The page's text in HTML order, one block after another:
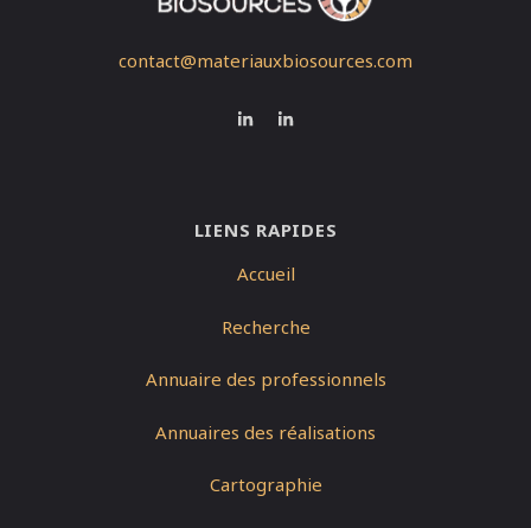
contact@materiauxbiosources.com
LIENS RAPIDES
Accueil
Recherche
Annuaire des professionnels
Annuaires des réalisations
Cartographie